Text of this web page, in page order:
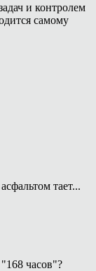
и контролем
самому
тает...
часов"?